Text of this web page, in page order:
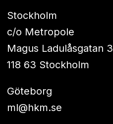
Stockholm
c/o Metropole
Magus Ladulåsgatan 3
118 63 Stockholm
Göteborg
ml@hkm.se